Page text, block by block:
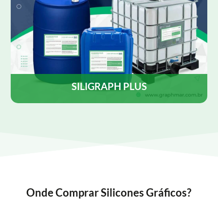
SILIGRAPH PLUS
tanto em rotativas Heat set como em cold-set.
Onde Comprar Silicones Gráficos?